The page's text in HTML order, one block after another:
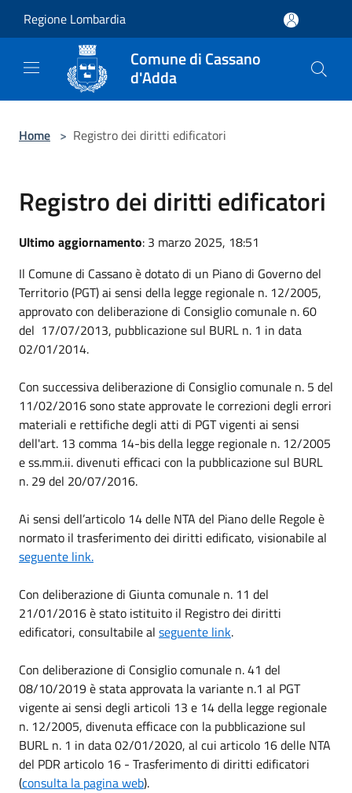
Regione Lombardia
Comune di Cassano
d'Adda
Home > Registro dei diritti edificatori
Registro dei diritti edificatori
Ultimo aggiornamento: 3 marzo 2025, 18:51
Il Comune di Cassano è dotato di un Piano di Governo del
Territorio (PGT) ai sensi della legge regionale n. 12/2005,
approvato con deliberazione di Consiglio comunale n. 60
del 17/07/2013, pubblicazione sul BURL n. 1 in data
02/01/2014.
Con successiva deliberazione di Consiglio comunale n. 5 del
11/02/2016 sono state approvate le correzioni degli errori
materiali e rettifiche degli atti di PGT vigenti ai sensi
dell'art. 13 comma 14-bis della legge regionale n. 12/2005
e ss.mm.ii. divenuti efficaci con la pubblicazione sul BURL
n. 29 del 20/07/2016.
Ai sensi dell’articolo 14 delle NTA del Piano delle Regole è
normato il trasferimento dei diritti edificato, visionabile al
seguente link.
Con deliberazione di Giunta comunale n. 11 del
21/01/2016 è stato istituito il Registro dei diritti
edificatori, consultabile al seguente link.
Con deliberazione di Consiglio comunale n. 41 del
08/10/2019 è stata approvata la variante n.1 al PGT
vigente ai sensi degli articoli 13 e 14 della legge regionale
n. 12/2005, divenuta efficace con la pubblicazione sul
BURL n. 1 in data 02/01/2020, al cui articolo 16 delle NTA
del PDR articolo 16 - Trasferimento di diritti edificatori
(consulta la pagina web).